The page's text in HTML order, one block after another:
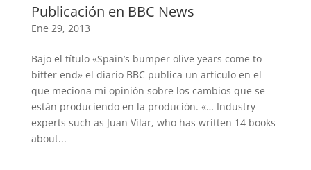
Publicación en BBC News
Ene 29, 2013
Bajo el título «Spain’s bumper olive years come to
bitter end» el diarío BBC publica un artículo en el
que meciona mi opinión sobre los cambios que se
están produciendo en la produción. «… Industry
experts such as Juan Vilar, who has written 14 books
about...